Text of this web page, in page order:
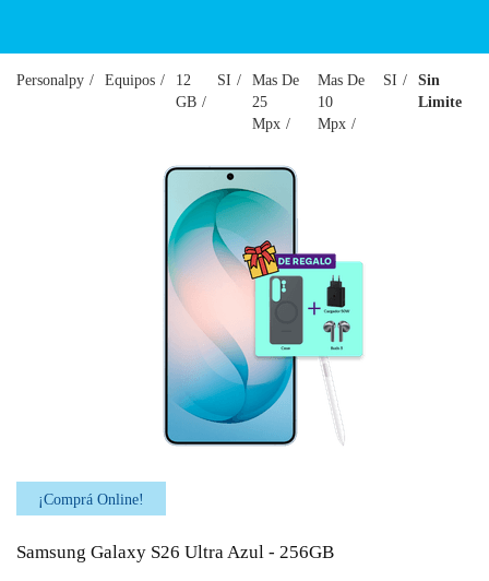
Personalpy Equipos
12
GB
SI
Mas De
25
Mpx
Mas De
10
Mpx
SI
Sin
Limite
¡Comprá Online!
Samsung Galaxy S26 Ultra Azul - 256GB